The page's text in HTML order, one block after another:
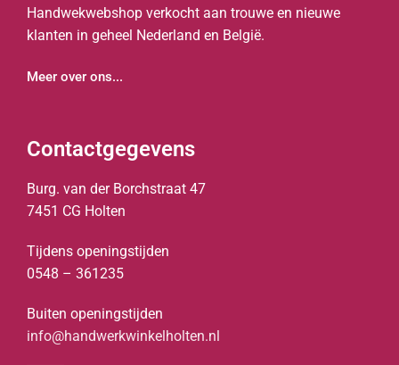
Handwekwebshop verkocht aan trouwe en nieuwe
klanten in geheel Nederland en België.
Meer over ons...
Contactgegevens
Burg. van der Borchstraat 47
7451 CG Holten
Tijdens openingstijden
0548 – 361235
Buiten openingstijden
info@handwerkwinkelholten.nl